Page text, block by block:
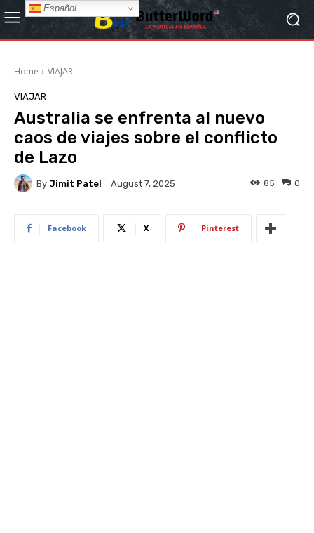
Home VIAJAR
VIAJAR
Australia se enfrenta al nuevo
caos de viajes sobre el conflicto
de Lazo
By Jimit Patel August 7, 2025 0
85
Facebook X Pinterest
Español